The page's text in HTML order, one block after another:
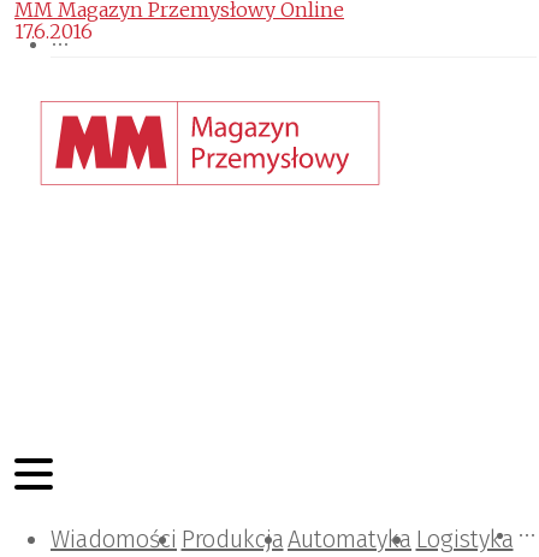
Wiadomości ProdukcjaAutomatyka Logistyka
Projektowanie i konstrukcje
Zarządzanie i IT
Tematy specjalne
MM Magazyn Przemysłowy Online
17.6.2016